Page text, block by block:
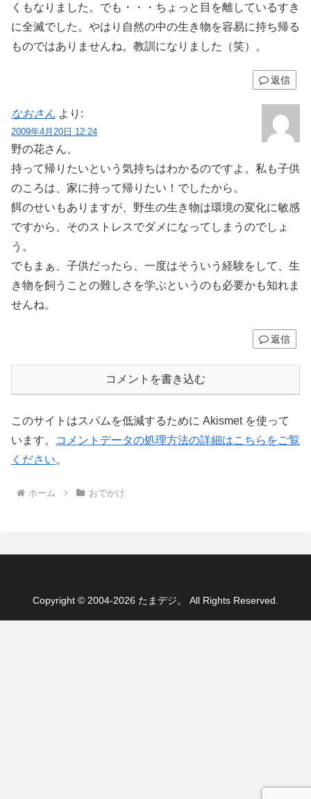
くもなりました。でも・・・ちょっと目を離しているすき
に全滅でした。やはり自然の中の生き物を容易に持ち帰る
ものではありませんね。教訓になりました（笑）。
返信
なおさん より:
2009年4月20日 12:24
野の花さん、
持って帰りたいという気持ちはわかるのですよ。私も子供
のころは、家に持って帰りたい！でしたから。
餌のせいもありますが、野生の生き物は環境の変化に敏感
ですから、そのストレスでダメになってしまうのでしょ
う。
でもまぁ、子供だったら、一度はそういう経験をして、生
き物を飼うことの難しさを学ぶというのも必要かも知れま
せんね。
返信
コメントを書き込む
このサイトはスパムを低減するために Akismet を使って
います。
コメントデータの処理方法の詳細はこちらをご覧
ください。
ホーム おでかけ
Copyright © 2004-2026 たまデジ。 All Rights Reserved.